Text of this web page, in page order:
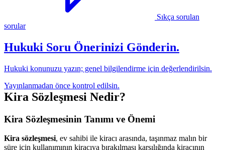
Sıkça sorulan
sorular
Hukuki Soru Önerinizi Gönderin.
Hukuki konunuzu yazın; genel bilgilendirme için değerlendirilsin.
Yayınlanmadan önce kontrol edilsin.
Kira Sözleşmesi Nedir?
Kira Sözleşmesinin Tanımı ve Önemi
Kira sözleşmesi, ev sahibi ile kiracı arasında, taşınmaz malın bir
süre için kullanımının kiracıya bırakılması karşılığında kiracının